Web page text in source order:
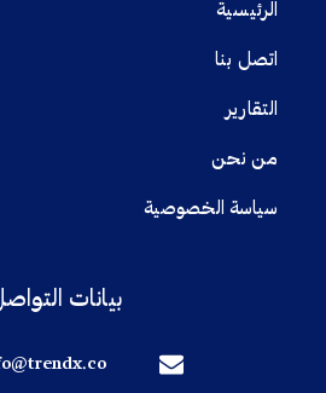
الرئيسية
اتصل بنا
التقارير
من نحن
سياسة الخصوصية
بيانات